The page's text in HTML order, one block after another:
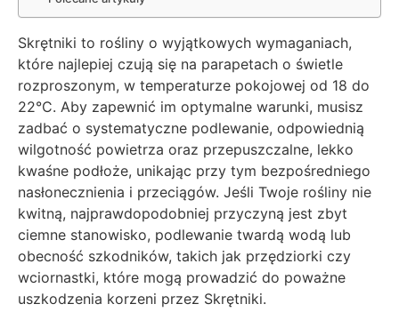
Skrętniki to rośliny o wyjątkowych wymaganiach,
które najlepiej czują się na parapetach o świetle
rozproszonym, w temperaturze pokojowej od 18 do
22°C. Aby zapewnić im optymalne warunki, musisz
zadbać o systematyczne podlewanie, odpowiednią
wilgotność powietrza oraz przepuszczalne, lekko
kwaśne podłoże, unikając przy tym bezpośredniego
nasłonecznienia i przeciągów. Jeśli Twoje rośliny nie
kwitną, najprawdopodobniej przyczyną jest zbyt
ciemne stanowisko, podlewanie twardą wodą lub
obecność szkodników, takich jak przędziorki czy
wciornastki, które mogą prowadzić do poważne
uszkodzenia korzeni przez Skrętniki.